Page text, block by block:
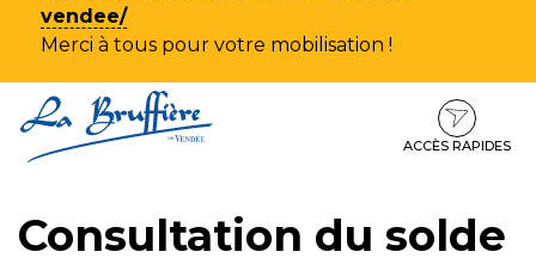
vendee/
Merci à tous pour votre mobilisation !
au
contenu
au
ACCÈS RAPIDES
Consultation du solde